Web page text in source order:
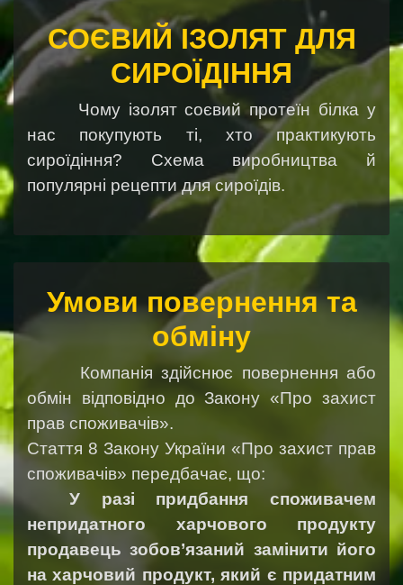
СОЄВИЙ ІЗОЛЯТ ДЛЯ
СИРОЇДІННЯ
Чому ізолят соєвий протеїн білка у
нас покупують ті, хто практикують
сироїдіння? Схема виробництва й
популярні рецепти для сироїдів.
Умови повернення та
обміну
Компанія здійснює повернення або
обмін відповідно до Закону «Про захист
прав споживачів».
Стаття 8 Закону України «Про захист прав
споживачів» передбачає, що:
У разі придбання споживачем
непридатного харчового продукту
продавець зобов’язаний замінити його
на харчовий продукт, який є придатним